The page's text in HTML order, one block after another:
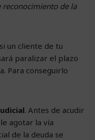
de la
un cliente de tu
paralizar el plazo
Para conseguirlo
. Antes de acudir
agotar la vía
de la deuda se